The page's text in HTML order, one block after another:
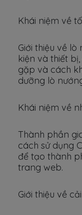
Khái niệm về
Giới thiệu về
kiện và thiết
gặp và cách
dưỡng lò
Khái niệm về
Thành phần
cách sử dụng
để tạo thành
trang web.
Giới thiệu về